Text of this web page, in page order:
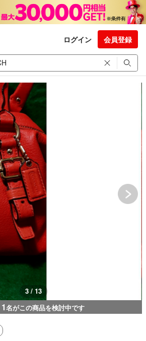
ログイン 会員登録
3 / 13
1名がこの商品を検討中です